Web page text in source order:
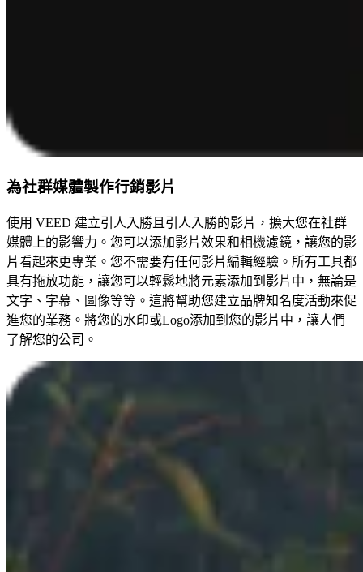
為社群媒體製作行銷影片
使用 VEED 建立引人入勝且引人入勝的影片，擴大您在社群
媒體上的影響力。您可以添加影片效果和相機濾鏡，讓您的影
片看起來更專業。您不需要有任何影片編輯經驗。所有工具都
具有拖放功能，讓您可以輕鬆地將元素添加到影片中，無論是
文字、字幕、圖像等等。這將幫助您建立品牌知名度活動來促
進您的業務。將您的水印或Logo添加到您的影片中，讓人們
了解您的公司。